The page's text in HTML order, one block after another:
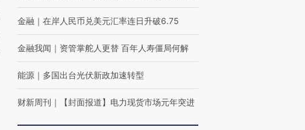
金融 ｜ 在岸人民币兑美元汇率连日升破6.75
金融我闻 ｜ 资管掌舵人更替 百年人寿僵局何解
能源 ｜ 多国出台光伏新政加速转型
财新周刊 ｜ 【封面报道】电力现货市场元年突进